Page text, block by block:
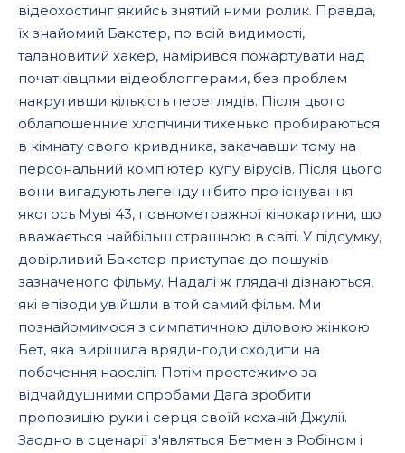
відеохостинг якийсь знятий ними ролик. Правда,
їх знайомий Бакстер, по всій видимості,
талановитий хакер, намірився пожартувати над
початківцями відеоблоггерами, без проблем
накрутивши кількість переглядів. Після цього
облапошенние хлопчини тихенько пробираються
в кімнату свого кривдника, закачавши тому на
персональний комп'ютер купу вірусів. Після цього
вони вигадують легенду нібито про існування
якогось Муві 43, повнометражної кінокартини, що
вважається найбільш страшною в світі. У підсумку,
довірливий Бакстер приступає до пошуків
зазначеного фільму. Надалі ж глядачі дізнаються,
які епізоди увійшли в той самий фільм. Ми
познайомимося з симпатичною діловою жінкою
Бет, яка вирішила вряди-годи сходити на
побачення наосліп. Потім простежимо за
відчайдушними спробами Дага зробити
пропозицію руки і серця своїй коханій Джулії.
Заодно в сценарії з'являться Бетмен з Робіном і